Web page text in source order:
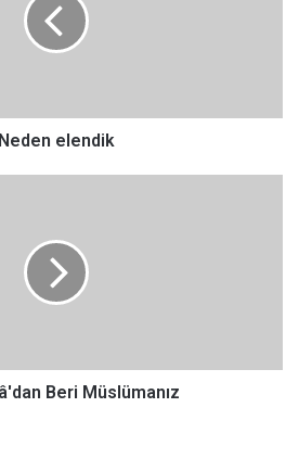
Neden elendik
Beri Müslümanız